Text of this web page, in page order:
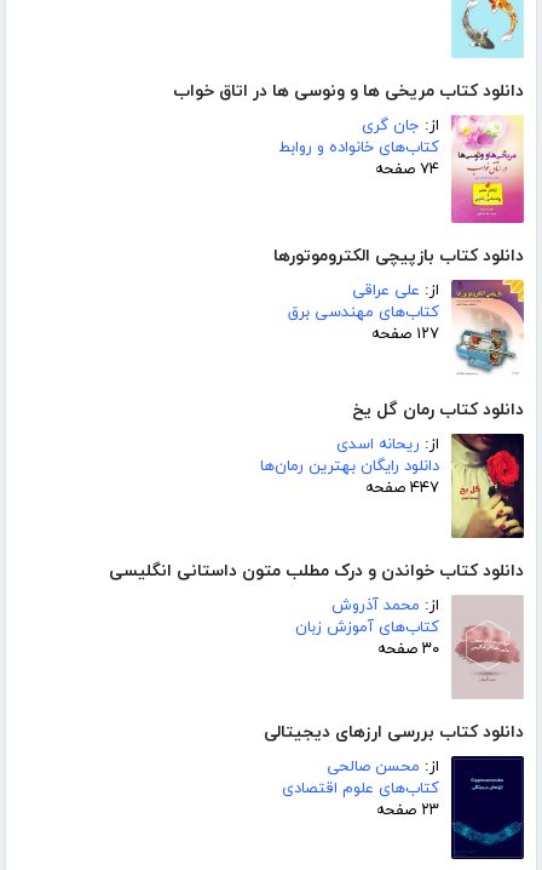
دانلود کتاب مریخی ها و ونوسی ها در اتاق خواب
از: جان گری
کتاب‌های خانواده و روابط
۷۴ صفحه
دانلود کتاب بازپیچی الکتروموتورها
از: على عراقى
کتاب‌های مهندسی برق
۱۲۷ صفحه
دانلود کتاب رمان گل یخ
از: ریحانه اسدی
دانلود رایگان بهترین رمان‌ها
۴۴۷ صفحه
دانلود کتاب خواندن و درک مطلب متون داستانی انگلیسی
از: محمد آذروش
کتاب‌های آموزش زبان
۳۰ صفحه
دانلود کتاب بررسی ارزهای دیجیتالی
از: محسن صالحی
کتاب‌های علوم اقتصادی
۲۳ صفحه